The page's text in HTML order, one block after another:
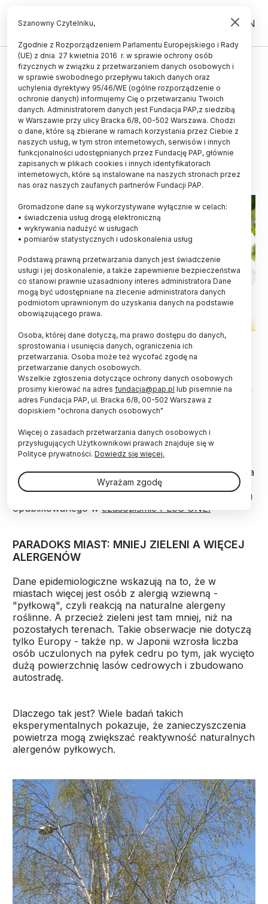
PL EN
ZDROWIE
Brzozy w zanieczyszczonych
miastach produkują więcej
alergenów
KAROLINA DUSZCZYK
04.02.2023
aktualizacja: 14.02.2023
4 minuty czytania
Read the English version of this article
Fot. Adobe Stock
Pyłek brzóz w miastach, zwłaszcza silnie
zanieczyszczonych, zawiera wyższy poziom
białek alergennych – udowodniły polskie badaczki.
Okazało się bowiem, że zanieczyszczenia
„stresują” drzewa. Te, broniąc się, produkują tzw.
alergenów w pyłku.
O badaniach opowiedziała PAP dr hab. biolog Dorota
Myszkowska z Uniwersytetu Jagiellońskiego
Collegium Medicum (UJ CM), współautorka artykułu
opublikowanego w czasopiśmie PLoS ONE.
PARADOKS MIAST: MNIEJ ZIELENI A WIĘCEJ
ALERGENÓW
Dane epidemiologiczne wskazują na to, że w
miastach więcej jest osób z alergią wziewną -
"pyłkową", czyli reakcją na naturalne alergeny
roślinne. A przecież zieleni jest tam mniej, niż na
pozostałych terenach. Takie obserwacje nie dotyczą
tylko Europy - także np. w Japonii wzrosła liczba
osób uczulonych na pyłek cedru po tym, jak wycięto
dużą powierzchnię lasów cedrowych i zbudowano
autostradę.
Dlaczego tak jest? Wiele badań takich
eksperymentalnych pokazuje, że zanieczyszczenia
powietrza mogą zwiększać reaktywność naturalnych
alergenów pyłkowych.
Szanowny Czytelniku,
Zgodnie z Rozporządzeniem Parlamentu Europejskiego i Rady
(UE) z dnia 27 kwietnia 2016 r. w sprawie ochrony osób
fizycznych w związku z przetwarzaniem danych osobowych i
w sprawie swobodnego przepływu takich danych oraz
uchylenia dyrektywy 95/46/WE (ogólne rozporządzenie o
ochronie danych) informujemy Cię o przetwarzaniu Twoich
danych. Administratorem danych jest Fundacja PAP,z siedzibą
w Warszawie przy ulicy Bracka 6/8, 00-502 Warszawa. Chodzi
o dane, które są zbierane w ramach korzystania przez Ciebie z
naszych usług, w tym stron internetowych, serwisów i innych
funkcjonalności udostępnianych przez Fundację PAP, głównie
zapisanych w plikach cookies i innych identyfikatorach
internetowych, które są instalowane na naszych stronach przez
nas oraz naszych zaufanych partnerów Fundacji PAP.
Gromadzone dane są wykorzystywane wyłącznie w celach:
• świadczenia usług drogą elektroniczną
• wykrywania nadużyć w usługach
• pomiarów statystycznych i udoskonalenia usług
Podstawą prawną przetwarzania danych jest świadczenie
usługi i jej doskonalenie, a także zapewnienie bezpieczeństwa
co stanowi prawnie uzasadniony interes administratora Dane
mogą być udostępniane na zlecenie administratora danych
podmiotom uprawnionym do uzyskania danych na podstawie
obowiązującego prawa.
Osoba, której dane dotyczą, ma prawo dostępu do danych,
sprostowania i usunięcia danych, ograniczenia ich
przetwarzania. Osoba może też wycofać zgodę na
przetwarzanie danych osobowych.
Wszelkie zgłoszenia dotyczące ochrony danych osobowych
prosimy kierować na adres fundacja@pap.pl lub pisemnie na
adres Fundacja PAP, ul. Bracka 6/8, 00-502 Warszawa z
dopiskiem "ochrona danych osobowych"
Więcej o zasadach przetwarzania danych osobowych i
przysługujących Użytkownikowi prawach znajduje się w
Polityce prywatności. Dowiedz się więcej.
Wyrażam zgodę